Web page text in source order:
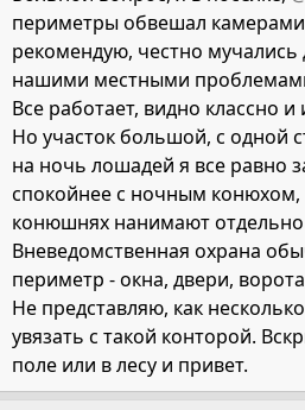
периметры обвешал камерами
рекомендую, честно
нашими местными
Все работает, видно классно
Но участок большой, с одной
на ночь лошадей я все равно
спокойнее с ночным конюхом,
конюшнях нанимают
Вневедомственная охрана
периметр - окна, двери,
Не представляю, как
увязать с такой конторой.
поле или в лесу и привет.